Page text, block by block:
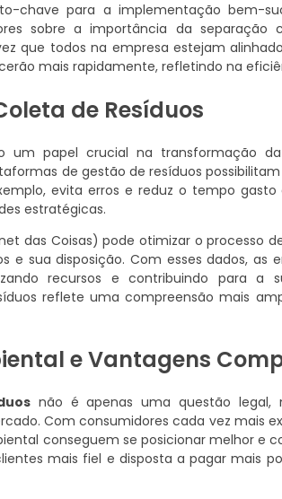
chave para a implementação bem-
sobre a importância da separação
que todos na empresa estejam
mais rapidamente, refletindo na
de Resíduos
um papel crucial na transformação
de gestão de resíduos
evita erros e reduz o tempo
estratégicas.
das Coisas) pode otimizar o processo
sua disposição. Com esses dados, as
recursos e contribuindo para a
reflete uma compreensão mais
e Vantagens
não é apenas uma questão legal,
Com consumidores cada vez mais
conseguem se posicionar melhor e
mais fiel e disposta a pagar mais